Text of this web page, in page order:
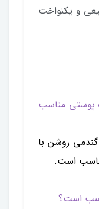
و یکنواخت
چه رنگ پوستی مناسب
گندمی روشن با
است؟